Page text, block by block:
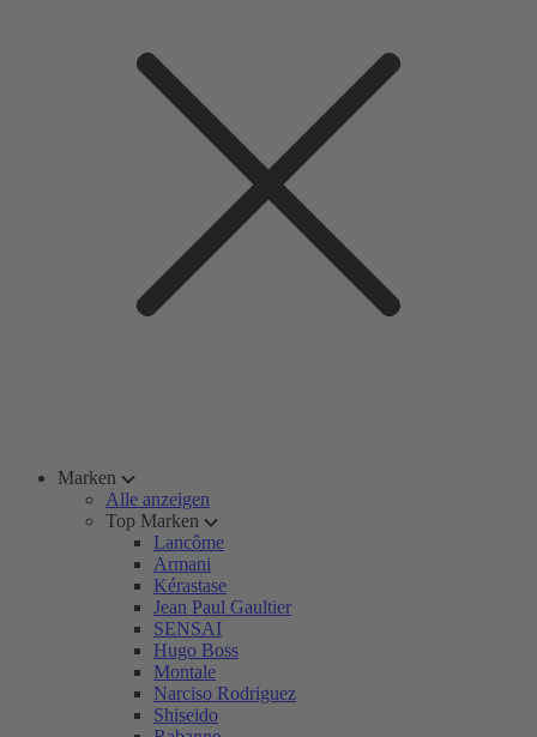
Marken
Alle anzeigen
Top Marken
Lancôme
Armani
Kérastase
Jean Paul Gaultier
SENSAI
Hugo Boss
Montale
Narciso Rodriguez
Shiseido